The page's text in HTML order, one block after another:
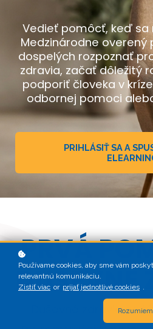
Vedieť pomôcť, keď sa
Medzinárodne
dospelých rozpoznať
zdravia, začať dôležitý
podporiť človeka v
odbornej pomoci
PRIHLÁSIŤ SA A
PRVÁ
DUŠEVNÉ
Duševné zdravie sa
Používame cookies, aby sme vám
relevantnú komunikáciu.
Zistiť viac or prijať jednotlivé cookies .